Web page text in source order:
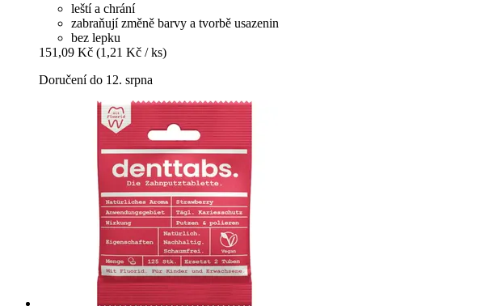
leští a chrání
zabraňují změně barvy a tvorbě usazenin
bez lepku
151,09 Kč (1,21 Kč / ks)
Doručení do 12. srpna